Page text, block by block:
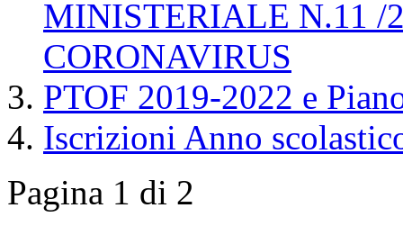
MINISTERIALE N.11 /
CORONAVIRUS
PTOF 2019-2022 e
Iscrizioni Anno
Pagina 1 di 2